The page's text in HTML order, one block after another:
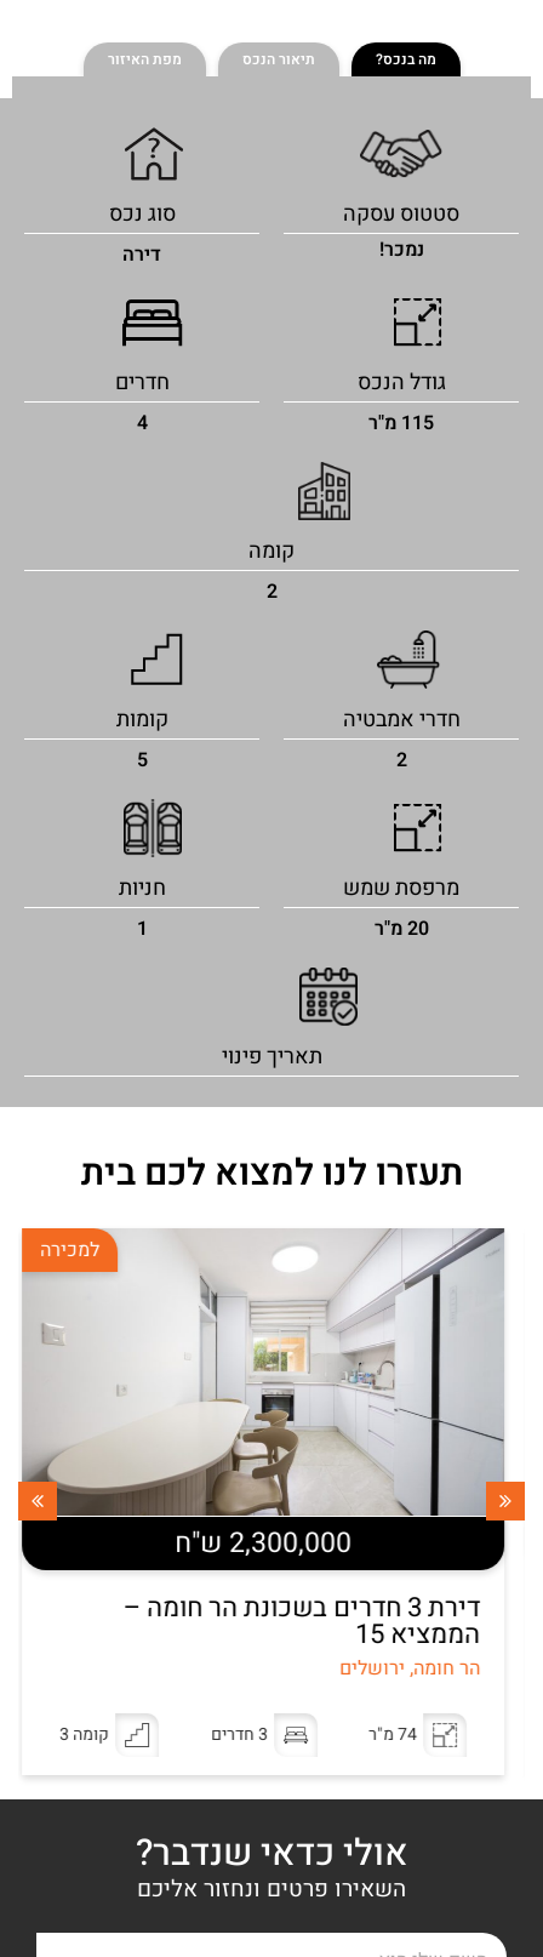
מה בנכס? תיאור הנכס מפת האיזור
סטטוס עסקה
נמכר!
סוג נכס
דירה
גודל הנכס
115 מ"ר
חדרים
4
קומה
2
חדרי אמבטיה
2
קומות
5
מרפסת שמש
20 מ"ר
חניות
1
תאריך פינוי
תעזרו לנו למצוא לכם בית
למכירה
2,300,000 ש"ח
דירת 3 חדרים בשכונת הר חומה –
הממציא 15
הר חומה, ירושלים
74 מ"ר 3 חדרים קומה 3
אולי כדאי שנדבר?
השאירו פרטים ונחזור אליכם